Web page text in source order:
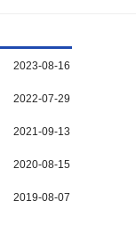
2023-08-16
2022-07-29
2021-09-13
2020-08-15
2019-08-07